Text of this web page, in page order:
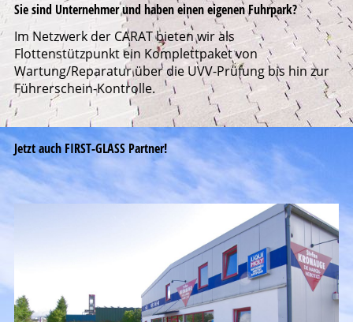
Sie sind Unternehmer und haben einen eigenen Fuhrpark?
Im Netzwerk der CARAT bieten wir als
Flottenstützpunkt ein Komplettpaket von
Wartung/Reparatur über die UVV-Prüfung bis hin zur
Führerschein-Kontrolle.
Jetzt auch FIRST-GLASS Partner!